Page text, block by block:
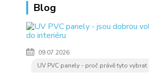
Blog
09.07.2026
UV PVC panely - proč právě tyto vybrat